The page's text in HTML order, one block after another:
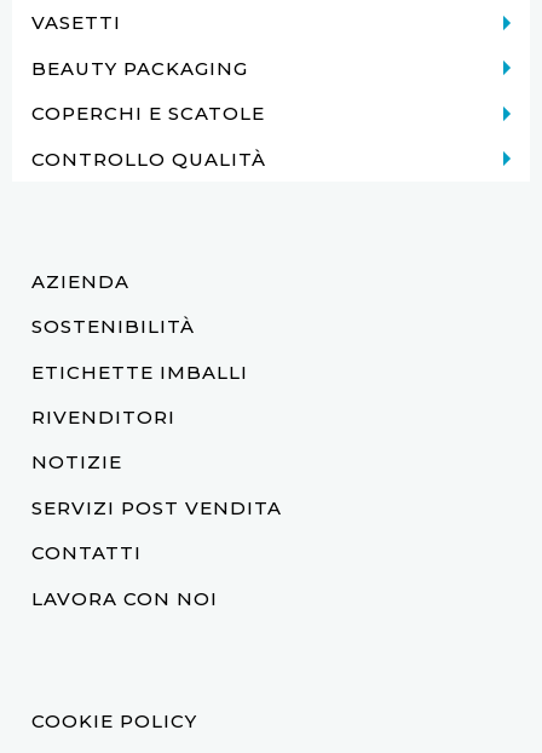
VASETTI
BEAUTY PACKAGING
COPERCHI E SCATOLE
CONTROLLO QUALITÀ
AZIENDA
SOSTENIBILITÀ
ETICHETTE IMBALLI
RIVENDITORI
NOTIZIE
SERVIZI POST VENDITA
CONTATTI
LAVORA CON NOI
COOKIE POLICY